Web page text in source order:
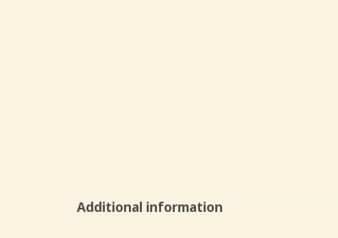
Additional information